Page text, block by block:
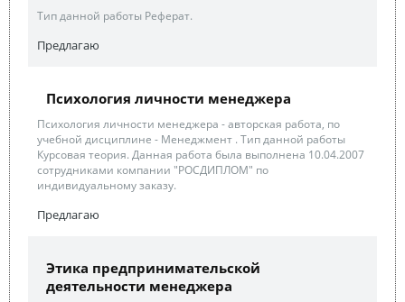
Тип данной работы Реферат.
Предлагаю
Психология личности менеджера
Психология личности менеджера - авторская работа, по
учебной дисциплине - Менеджмент . Тип данной работы
Курсовая теория. Данная работа была выполнена 10.04.2007
сотрудниками компании "РОСДИПЛОМ" по
индивидуальному заказу.
Предлагаю
Этика предпринимательской
деятельности менеджера